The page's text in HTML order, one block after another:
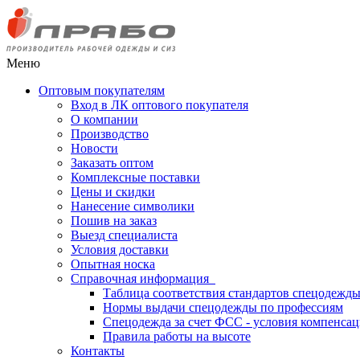
Меню
Оптовым покупателям
Вход в ЛК оптового покупателя
О компании
Производство
Новости
Заказать оптом
Комплексные поставки
Цены и скидки
Нанесение символики
Пошив на заказ
Выезд специалиста
Условия доставки
Опытная носка
Справочная информация
Таблица соответствия стандартов спецодежды
Нормы выдачи спецодежды по профессиям
Спецодежда за счет ФСС - условия
Правила работы на высоте
Контакты